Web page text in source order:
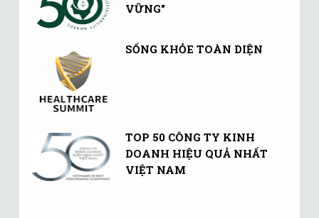
VỮNG"
SỐNG KHỎE TOÀN DIỆN
TOP 50 CÔNG TY KINH
DOANH HIỆU QUẢ NHẤT
VIỆT NAM